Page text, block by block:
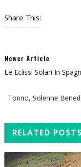
Share This:
Newer Article
Le Eclissi Solari In
Torino, Solenne
RELATED